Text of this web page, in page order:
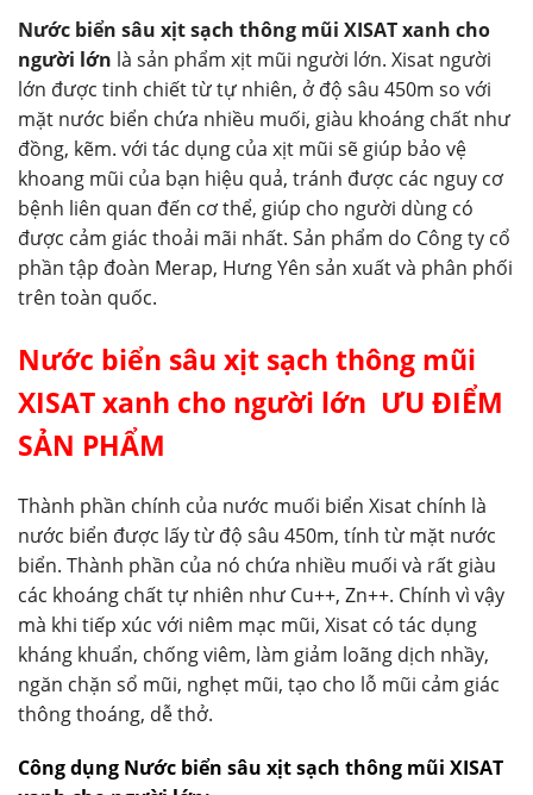
Nước biển sâu xịt sạch thông mũi XISAT xanh cho
người lớn là sản phẩm xịt mũi người lớn. Xisat người
lớn được tinh chiết từ tự nhiên, ở độ sâu 450m so với
mặt nước biển chứa nhiều muối, giàu khoáng chất như
đồng, kẽm. với tác dụng của xịt mũi sẽ giúp bảo vệ
khoang mũi của bạn hiệu quả, tránh được các nguy cơ
bệnh liên quan đến cơ thể, giúp cho người dùng có
được cảm giác thoải mãi nhất. Sản phẩm do Công ty cổ
phần tập đoàn Merap, Hưng Yên sản xuất và phân phối
trên toàn quốc.
Nước biển sâu xịt sạch thông mũi
XISAT xanh cho người lớn ƯU ĐIỂM
SẢN PHẨM
Thành phần chính của nước muối biển Xisat chính là
nước biển được lấy từ độ sâu 450m, tính từ mặt nước
biển. Thành phần của nó chứa nhiều muối và rất giàu
các khoáng chất tự nhiên như Cu++, Zn++. Chính vì vậy
mà khi tiếp xúc với niêm mạc mũi, Xisat có tác dụng
kháng khuẩn, chống viêm, làm giảm loãng dịch nhầy,
ngăn chặn sổ mũi, nghẹt mũi, tạo cho lỗ mũi cảm giác
thông thoáng, dễ thở.
Công dụng Nước biển sâu xịt sạch thông mũi XISAT